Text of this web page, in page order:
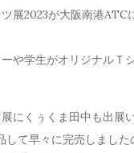
展2023が大阪南港
や学生がオリジナルＴ
にくぅくま田中も出展
して早々に完売しました